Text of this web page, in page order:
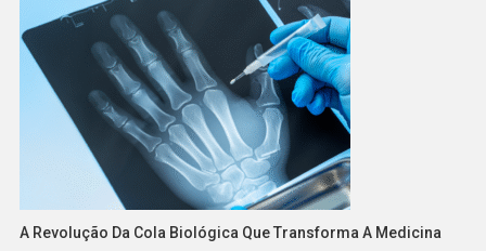
A Revolução Da Cola Biológica Que Transforma A Medicina